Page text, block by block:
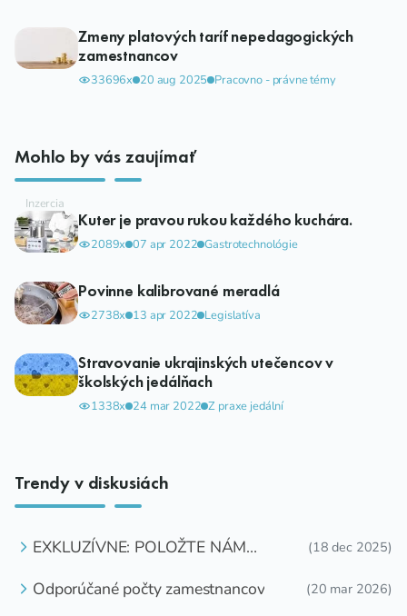
Zmeny platových taríf nepedagogických
zamestnancov
33696x 20 aug 2025 Pracovno - právne témy
Mohlo by vás zaujímať
Kuter je pravou rukou každého kuchára.
2089x 07 apr 2022 Gastrotechnológie
Povinne kalibrované meradlá
2738x 13 apr 2022 Legislatíva
Stravovanie ukrajinských utečencov v
školských jedálňach
1338x 24 mar 2022 Z praxe jedální
Trendy v diskusiách
EXKLUZÍVNE: POLOŽTE NÁM
(18 dec 2025)
Odporúčané počty zamestnancov (20 mar 2026)